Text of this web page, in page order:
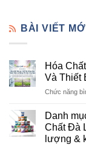
BÀI VIẾT MỚI
Hóa
Và Thiết
Chức năng
Danh
Chất Đà
lượng &